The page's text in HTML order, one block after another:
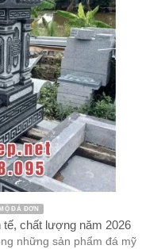
ĐÁ ĐƠN
tế, chất lượng năm 2026
những sản phẩm đá mỹ